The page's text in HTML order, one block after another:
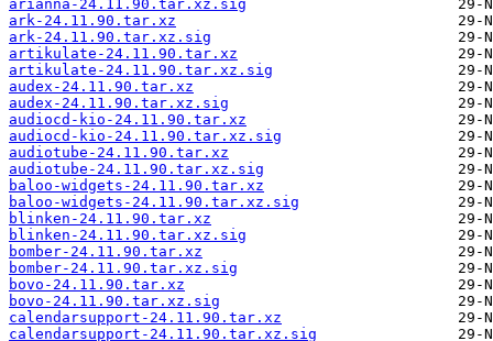
arianna-24.11.90.tar.xz.sig
ark-24.11.90.tar.xz
ark-24.11.90.tar.xz.sig
artikulate-24.11.90.tar.xz
artikulate-24.11.90.tar.xz.sig
audex-24.11.90.tar.xz
audex-24.11.90.tar.xz.sig
audiocd-kio-24.11.90.tar.xz
audiocd-kio-24.11.90.tar.xz.sig
audiotube-24.11.90.tar.xz
audiotube-24.11.90.tar.xz.sig
baloo-widgets-24.11.90.tar.xz
baloo-widgets-24.11.90.tar.xz.sig
blinken-24.11.90.tar.xz
blinken-24.11.90.tar.xz.sig
bomber-24.11.90.tar.xz
bomber-24.11.90.tar.xz.sig
bovo-24.11.90.tar.xz
bovo-24.11.90.tar.xz.sig
calendarsupport-24.11.90.tar.xz
calendarsupport-24.11.90.tar.xz.sig